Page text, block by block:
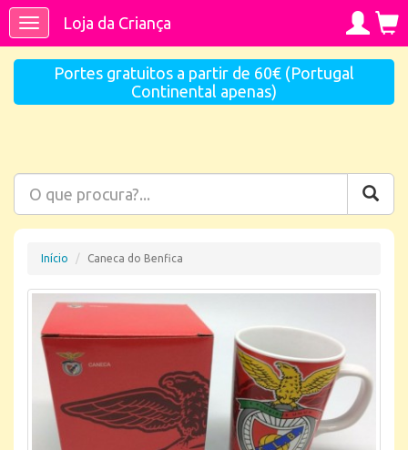
ToggleLoja da Criança
Portes gratuitos a partir de 60€ (Portugal
Continental apenas)
Início Caneca do Benfica